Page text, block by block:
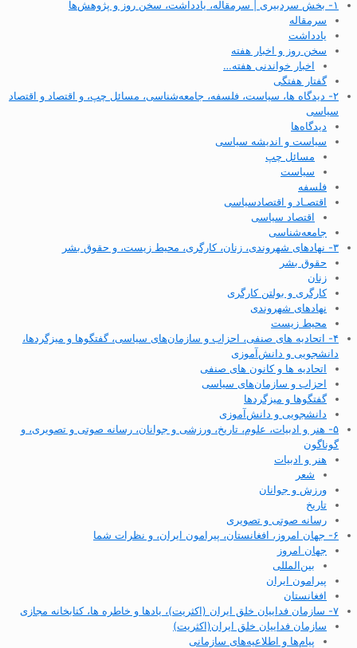
۱- بخش سردبیری | سرمقاله، یادداشت، سخن روز و پژوهش‌ها
سرمقاله
یادداشت
سخن روز و اخبار هفته
اخبار خواندنی هفته…
گفتار هفتگی
۲- دیدگاه ها، سیاست، فلسفه، جامعه‌شناسی، مسائل چپ، و اقتصاد و اقتصاد
سیاسی
دیدگاه‌ها
سیاست و اندیشه سیاسی
مسائل چپ
سیاست
فلسفه
اقتصـاد و اقتصاد‌سیاسی
اقتصاد سیاسی
جامعه‌شناسی
۳- نهادهای شهروندی، زنان، کارگری، محیط زیست، و حقوق بشر
حقوق بشر
زنان
کارگری و بولتن کارگری
نهادهای شهروندی
محیط زیست
۴- اتحادیه های صنفی، احزاب و سازمان‌های سیاسی، گفتگوها و میزگردها،
دانشجویی و دانش‌آموزی
اتحادیه ها و کانون های صنفی
احزاب و سازمان‌های سیاسی
گفتگوها و میزگردها
دانشجویی و دانش‌آموزی
۵- هنر و ادبیات، علوم، تاریخ، ورزشی و جوانان، رسانه صوتی و تصویری، و
گوناگون
هنر و ادبیات
شعر
ورزش و جوانان
تاریخ
رسانه صوتی و تصویری
۶- جهان امروز، افغانستان، پیرامون ایران، و نظرات شما
جهان امروز
بین‌المللی
پیرامون ایران
افغانستان
۷- سازمان فداییان خلق ایران (اکثریت)، یادها و خاطره ها، کتابخانه مجازی
سازمان فداییان خلق ایران(اکثریت)
پیام‌ها و اطلاعیه‌های سازمانی